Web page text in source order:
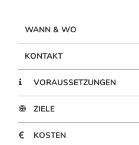
WANN & WO
KONTAKT
VORAUSSETZUNGEN
ZIELE
KOSTEN